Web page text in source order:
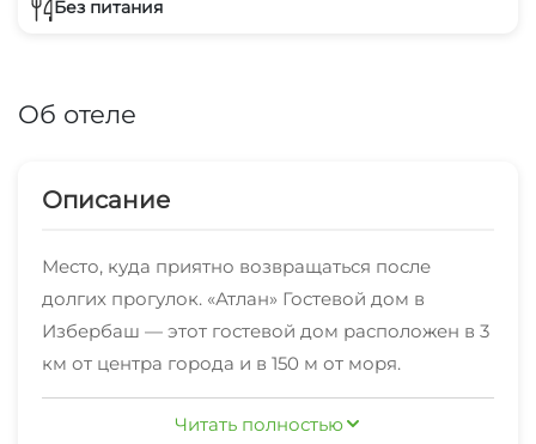
Без питания
Об отеле
Описание
Место, куда приятно возвращаться после
долгих прогулок. «Атлан» Гостевой дом в
Избербаш — этот гостевой дом расположен в 3
км от центра города и в 150 м от моря.
Читать полностью